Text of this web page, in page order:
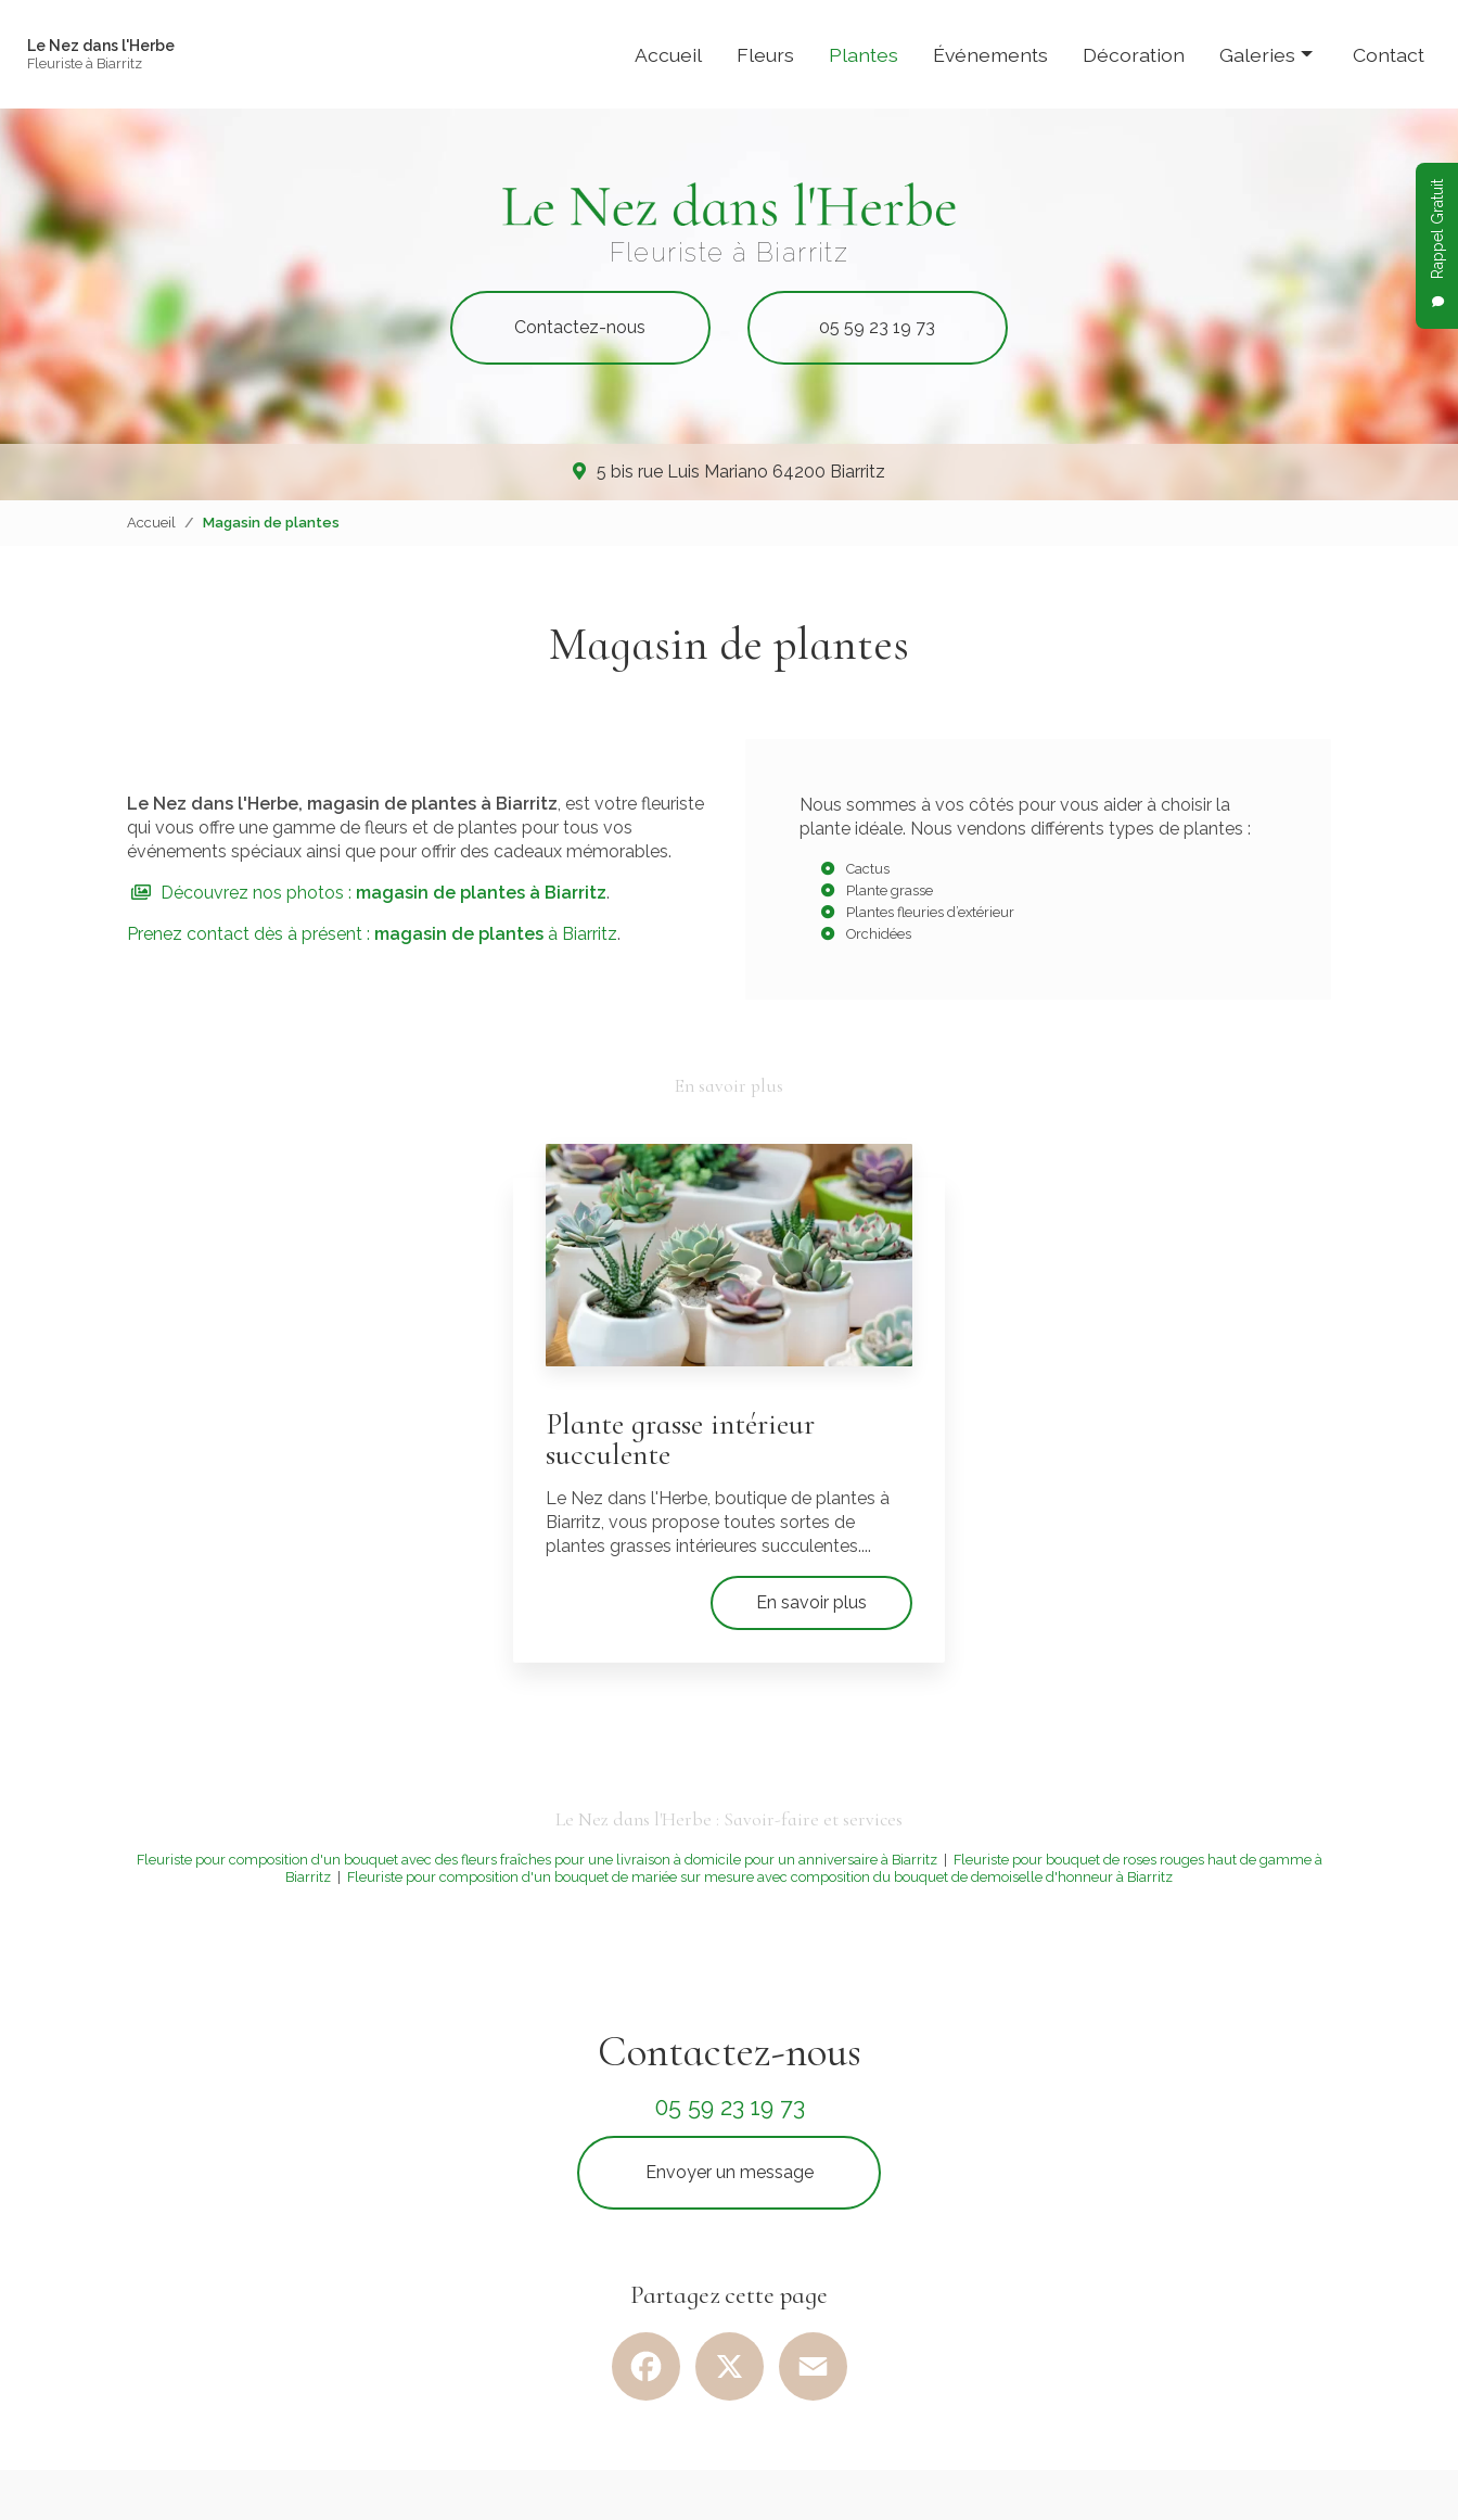
contenu
Le Nez dans l'Herbe
Fleuriste à Biarritz
Rappel Gratuit
Accueil Fleurs Plantes Événements Décoration Galeries
Décoration
Contact
Fleuriste à Biarritz
Contactez-nous 05 59 23 19 73
5 bis rue Luis Mariano 64200 Biarritz
Accueil Magasin de plantes
Magasin de plantes
Le Nez dans l'Herbe, magasin de plantes à Biarritz , est votre fleuriste
qui vous offre une gamme de fleurs et de plantes pour tous vos
événements spéciaux ainsi que pour offrir des cadeaux mémorables.
Découvrez nos photos : magasin de plantesà Biarritz.
Prenez contact dès à présent : magasin de plantes à Biarritz.
Nous sommes à vos côtés pour vous aider à choisir la
plante idéale. Nous vendons différents types de plantes :
Cactus
Plante grasse
Plantes fleuries d’extérieur
Orchidées
En savoir plus
Plante grasse intérieur
succulente
Le Nez dans l'Herbe, boutique de plantes à
Biarritz, vous propose toutes sortes de
plantes grasses intérieures succulentes....
En savoir plus
Le Nez dans l'Herbe : Savoir-faire et services
Fleuriste pour composition d'un bouquet avec des fleurs fraîches pour une livraison à domicile pour un anniversaire à Biarritz| Fleuriste pour bouquet de roses rouges haut de gamme à
Biarritz
Fleuriste pour composition d'un bouquet de mariée sur mesure avec composition du bouquet de demoiselle d'honneur à Biarritz
Contactez-nous
05 59 23 19 73
Envoyer un message
Partagez cette page
Facebook